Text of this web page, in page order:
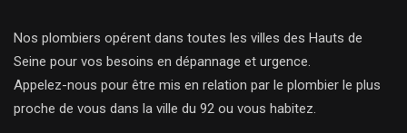
Nos plombiers opérent dans toutes les villes des Hauts de
Seine pour vos besoins en dépannage et urgence.
Appelez-nous pour être mis en relation par le plombier le plus
proche de vous dans la ville du 92 ou vous habitez.